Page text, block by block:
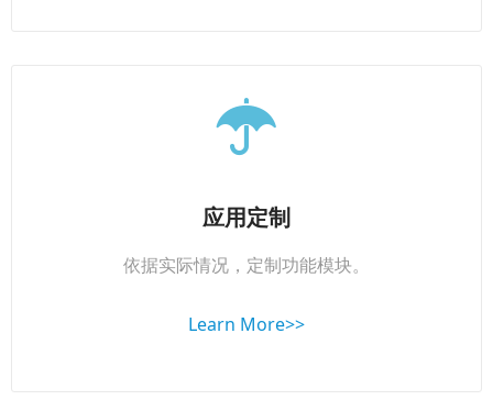
应用定制
依据实际情况，定制功能模块。
Learn More>>